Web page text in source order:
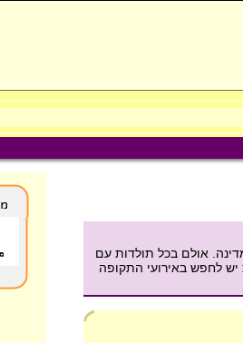
אולם בכל תולדות עם
יש לחפש באירועי התקופה